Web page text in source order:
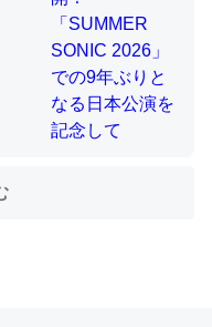
歳と僕。ITツール導入で
by LIFULL介護
一生で親と会える残